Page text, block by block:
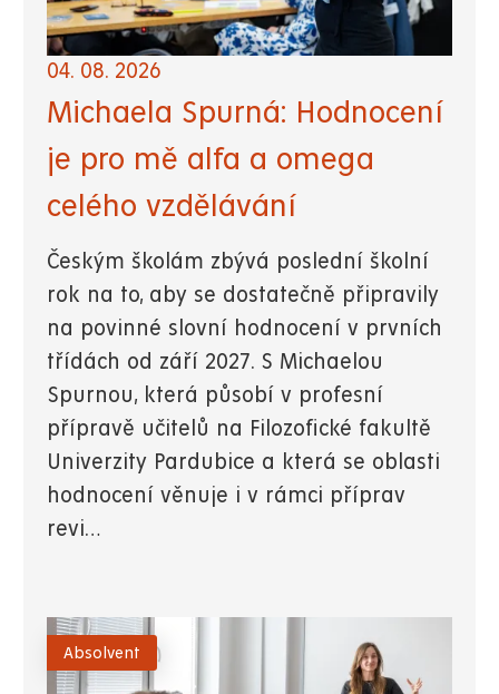
04. 08. 2026
Michaela Spurná: Hodnocení
je pro mě alfa a omega
celého vzdělávání
Českým školám zbývá poslední školní
rok na to, aby se dostatečně připravily
na povinné slovní hodnocení v prvních
třídách od září 2027. S Michaelou
Spurnou, která působí v profesní
přípravě učitelů na Filozofické fakultě
Univerzity Pardubice a která se oblasti
hodnocení věnuje i v rámci příprav
revi…
Absolvent